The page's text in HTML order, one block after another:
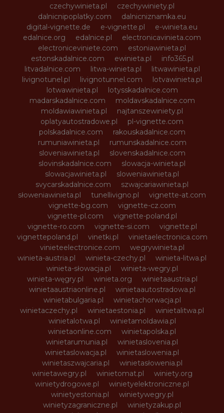
czechywinieta.pl
czechywiniety.pl
dalnicnipoplatky.com
dalnicniznamka.eu
digital-vignette.de
e-vignette.pl
e-winieta.eu
edalnice.org
edalnice.pl
electronicavinieta.com
electroniceviniete.com
estoniawinieta.pl
estonskadalnice.com
ewinieta.pl
info365.pl
litvadalnice.com
litwa-winieta.pl
litwawinieta.pl
livignotunel.pl
livignotunnel.com
lotvawinieta.pl
lotwawinieta.pl
lotysskadalnice.com
madarskadalnice.com
moldavskadalnice.com
moldawiawinieta.pl
najtanszewiniety.pl
oplatyautostradowe.pl
pl-vignette.com
polskadalnice.com
rakouskadalnice.com
rumuniawinieta.pl
rumunskadalnice.com
sloveniawinieta.pl
slovenskadalnice.com
slovinskadalnice.com
slowacja-winieta.pl
slowacjawinieta.pl
sloweniawinieta.pl
svycarskadalnice.com
szwajcariawinieta.pl
słoweniawinieta.pl
tunellivigno.pl
vignette-at.com
vignette-bg.com
vignette-cz.com
vignette-pl.com
vignette-poland.pl
vignette-ro.com
vignette-si.com
vignette.pl
vignettepoland.pl
vinetki.pl
vinietaelectronica.com
vinieteelectronice.com
wegrywinieta.pl
winieta-austria.pl
winieta-czechy.pl
winieta-litwa.pl
winieta-słowacja.pl
winieta-wegry.pl
winieta-węgry.pl
winieta.org
winietaaustria.pl
winietaaustriaonline.pl
winietaautostradowa.pl
winietabulgaria.pl
winietachorwacja.pl
winietaczechy.pl
winietaestonia.pl
winietalitwa.pl
winietalotwa.pl
winietamoldawia.pl
winietaonline.com
winietapolska.pl
winietarumunia.pl
winietaslovenia.pl
winietaslowacja.pl
winietaslowenia.pl
winietaszwajcaria.pl
winietasłowenia.pl
winietawegry.pl
winietomat.pl
winiety.org
winietydrogowe.pl
winietyelektroniczne.pl
winietyestonia.pl
winietywegry.pl
winietyzagraniczne.pl
winietyzakup.pl